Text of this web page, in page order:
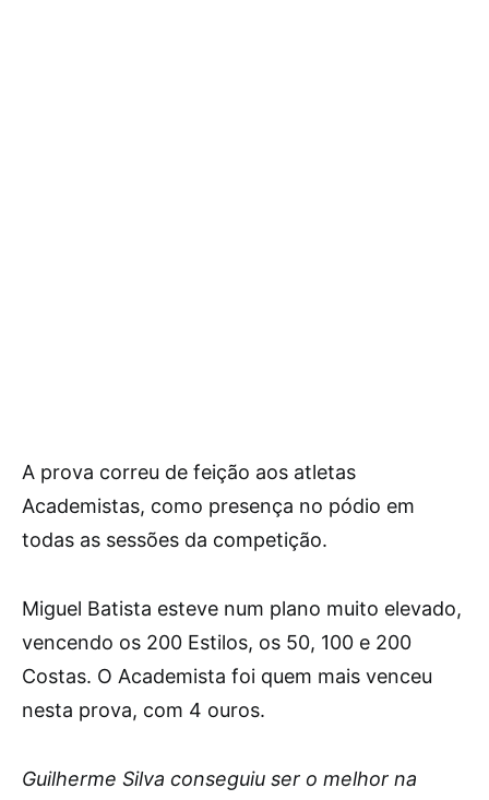
A prova correu de feição aos atletas
Academistas, como presença no pódio em
todas as sessões da competição.
Miguel Batista esteve num plano muito elevado,
vencendo os 200 Estilos, os 50, 100 e 200
Costas. O Academista foi quem mais venceu
nesta prova, com 4 ouros.
Guilherme Silva conseguiu ser o melhor na